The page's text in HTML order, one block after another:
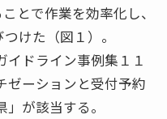
とで作業を効率化し、
けた（図１）。
ドライン事例集１１
ゼーションと受付予約
が該当する。